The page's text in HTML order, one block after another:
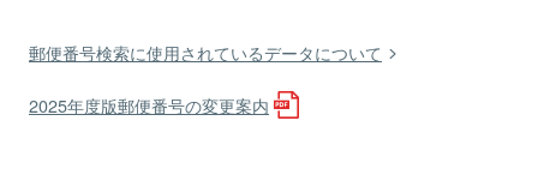
郵便番号検索に使用されているデータについて
2025年度版郵便番号の変更案内